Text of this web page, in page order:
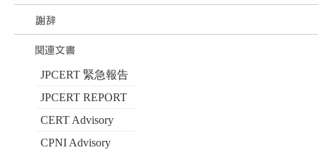
JPCERT 緊急報告
JPCERT REPORT
CERT Advisory
CPNI Advisory